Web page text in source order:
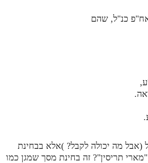
אח"פ כנ"ל, שהם
(אבל מה יכולה לקבל? )אלא בבחינת
תריסין"? זה בחינת מסך שמגן כמו